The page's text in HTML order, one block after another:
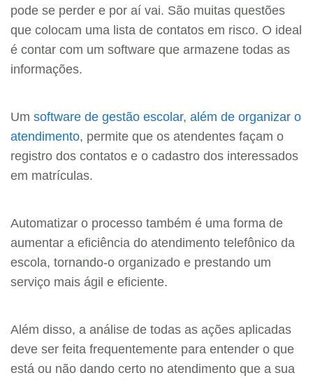
pode se perder e por aí vai. São muitas questões
que colocam uma lista de contatos em risco. O ideal
é contar com um software que armazene todas as
informações.
Um software de gestão escolar, além de organizar o
atendimento, permite que os atendentes façam o
registro dos contatos e o cadastro dos interessados
em matrículas.
Automatizar o processo também é uma forma de
aumentar a eficiência do atendimento telefônico da
escola, tornando-o organizado e prestando um
serviço mais ágil e eficiente.
Além disso, a análise de todas as ações aplicadas
deve ser feita frequentemente para entender o que
está ou não dando certo no atendimento que a sua